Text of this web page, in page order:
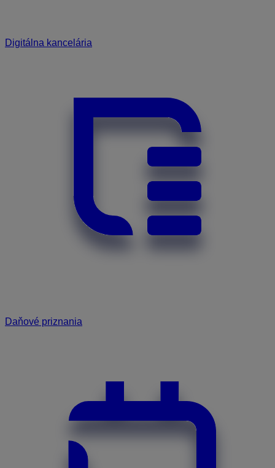
Digitálna kancelária
Daňové priznania